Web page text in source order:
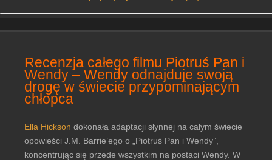
Recenzja całego filmu Piotruś Pan i
Wendy – Wendy odnajduje swoją
drogę w świecie przypominającym
chłopca
Ella Hickson dokonała adaptacji słynnej na całym świecie
opowieści J.M. Barrie’ego o „Piotruś Pan i Wendy”,
koncentrując się przede wszystkim na postaci Wendy. W